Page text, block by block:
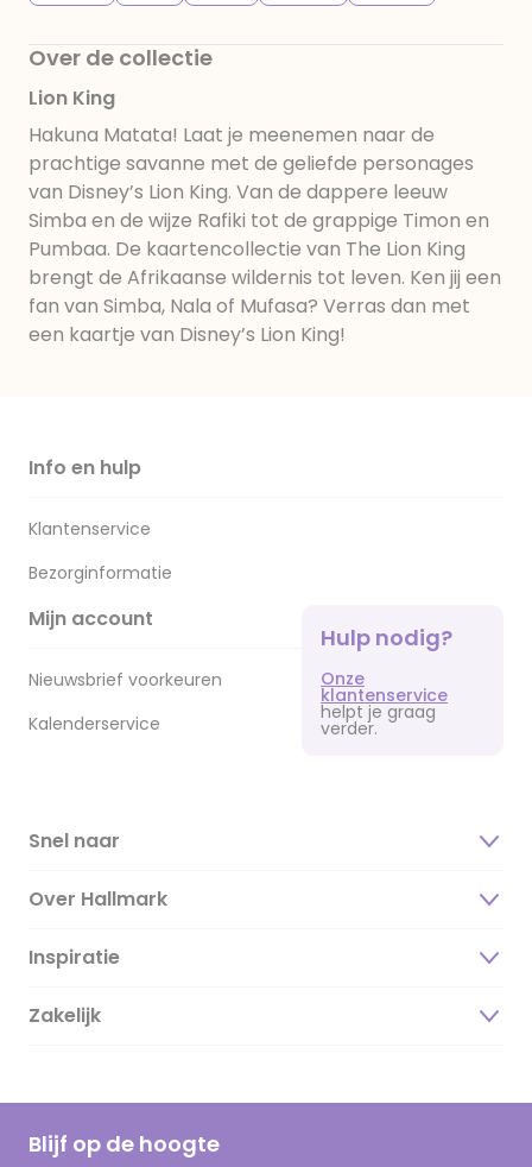
Over de collectie
Lion King
Hakuna Matata! Laat je meenemen naar de
prachtige savanne met de geliefde personages
van Disney’s Lion King. Van de dappere leeuw
Simba en de wijze Rafiki tot de grappige Timon en
Pumbaa. De kaartencollectie van The Lion King
brengt de Afrikaanse wildernis tot leven. Ken jij een
fan van Simba, Nala of Mufasa? Verras dan met
een kaartje van Disney’s Lion King!
Info en hulp
Klantenservice
Bezorginformatie
Mijn account
Nieuwsbrief voorkeuren
Kalenderservice
Hulp nodig?
Onze
klantenservice
helpt je graag
verder.
Snel naar
Over Hallmark
Over ons
Duurzaamheid
Hallmark Kaartclub
Inspiratie
Magazine
Cadeau inspiratie
Kaartinspiratie
Zakelijk
Blijf op de hoogte